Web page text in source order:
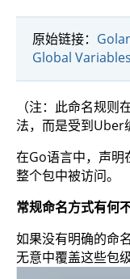
原始链接：
Global
（注：此命名规
法，而是受到Uber
在Go语言中，声明
整个包中被访问。
常规命名方式有何
如果没有明确的命
无意中覆盖这些包